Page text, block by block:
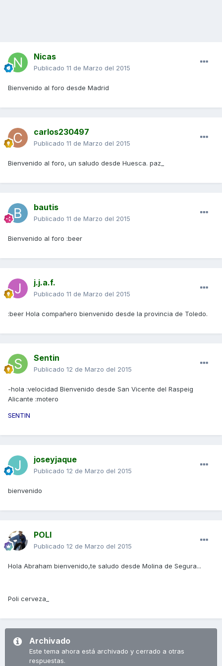
Nicas
Publicado 11 de Marzo del 2015
Bienvenido al foro desde Madrid
carlos230497
Publicado 11 de Marzo del 2015
Bienvenido al foro, un saludo desde Huesca. paz_
bautis
Publicado 11 de Marzo del 2015
Bienvenido al foro :beer
j.j.a.f.
Publicado 11 de Marzo del 2015
:beer Hola compañero bienvenido desde la provincia de Toledo.
Sentin
Publicado 12 de Marzo del 2015
-hola :velocidad Bienvenido desde San Vicente del Raspeig
Alicante :motero
SENTIN
joseyjaque
Publicado 12 de Marzo del 2015
bienvenido
POLI
Publicado 12 de Marzo del 2015
Hola Abraham bienvenido,te saludo desde Molina de Segura...
Poli cerveza_
Archivado
Este tema ahora está archivado y cerrado a otras
respuestas.